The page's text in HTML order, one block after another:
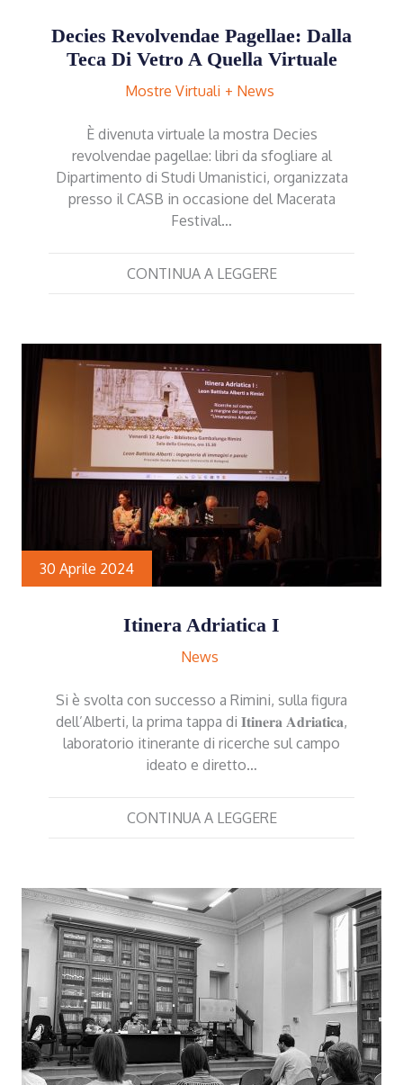
Decies Revolvendae Pagellae: Dalla
Teca Di Vetro A Quella Virtuale
Mostre Virtuali News
È divenuta virtuale la mostra Decies
revolvendae pagellae: libri da sfogliare al
Dipartimento di Studi Umanistici, organizzata
presso il CASB in occasione del Macerata
Festival…
CONTINUA A LEGGERE
30 Aprile 2024
Itinera Adriatica I
News
Si è svolta con successo a Rimini, sulla figura
dell’Alberti, la prima tappa di 𝐈𝐭𝐢𝐧𝐞𝐫𝐚 𝐀𝐝𝐫𝐢𝐚𝐭𝐢𝐜𝐚,
laboratorio itinerante di ricerche sul campo
ideato e diretto…
CONTINUA A LEGGERE